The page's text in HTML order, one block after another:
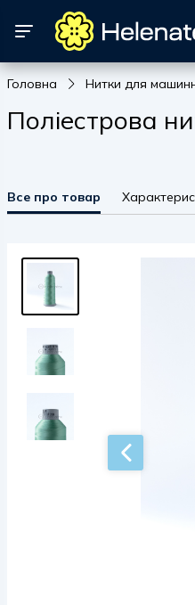
Головна Нитки для
Поліестрова
Все про товар